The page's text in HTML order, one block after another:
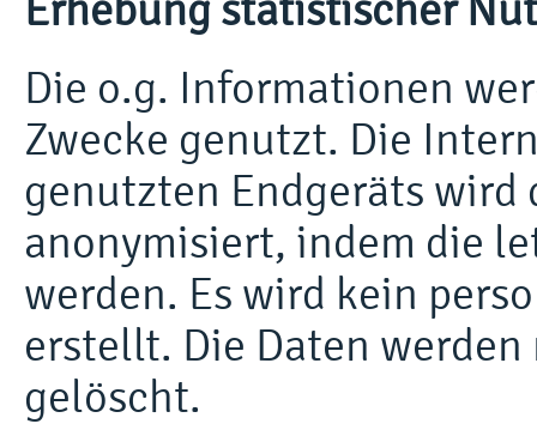
Die o.g. Informationen
Zwecke genutzt. Die
genutzten Endgeräts wird
anonymisiert, indem die
werden. Es wird kein
erstellt. Die Daten werden
gelöscht.